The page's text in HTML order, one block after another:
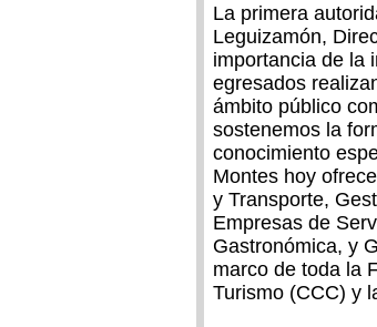
La primera
Leguizamón,
importancia de la
egresados
ámbito público
sostenemos la
conocimiento
Montes hoy
y Transporte,
Empresas de
Gastronómica, y
marco de toda la
Turismo (CCC) y